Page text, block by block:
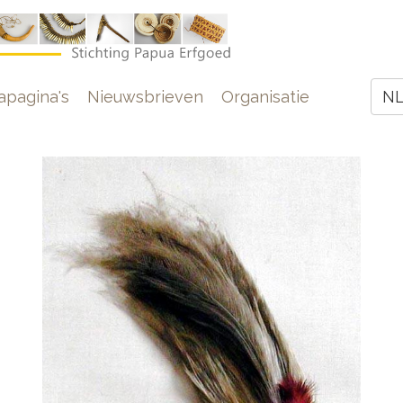
Nieuwsbrieven Organisatie